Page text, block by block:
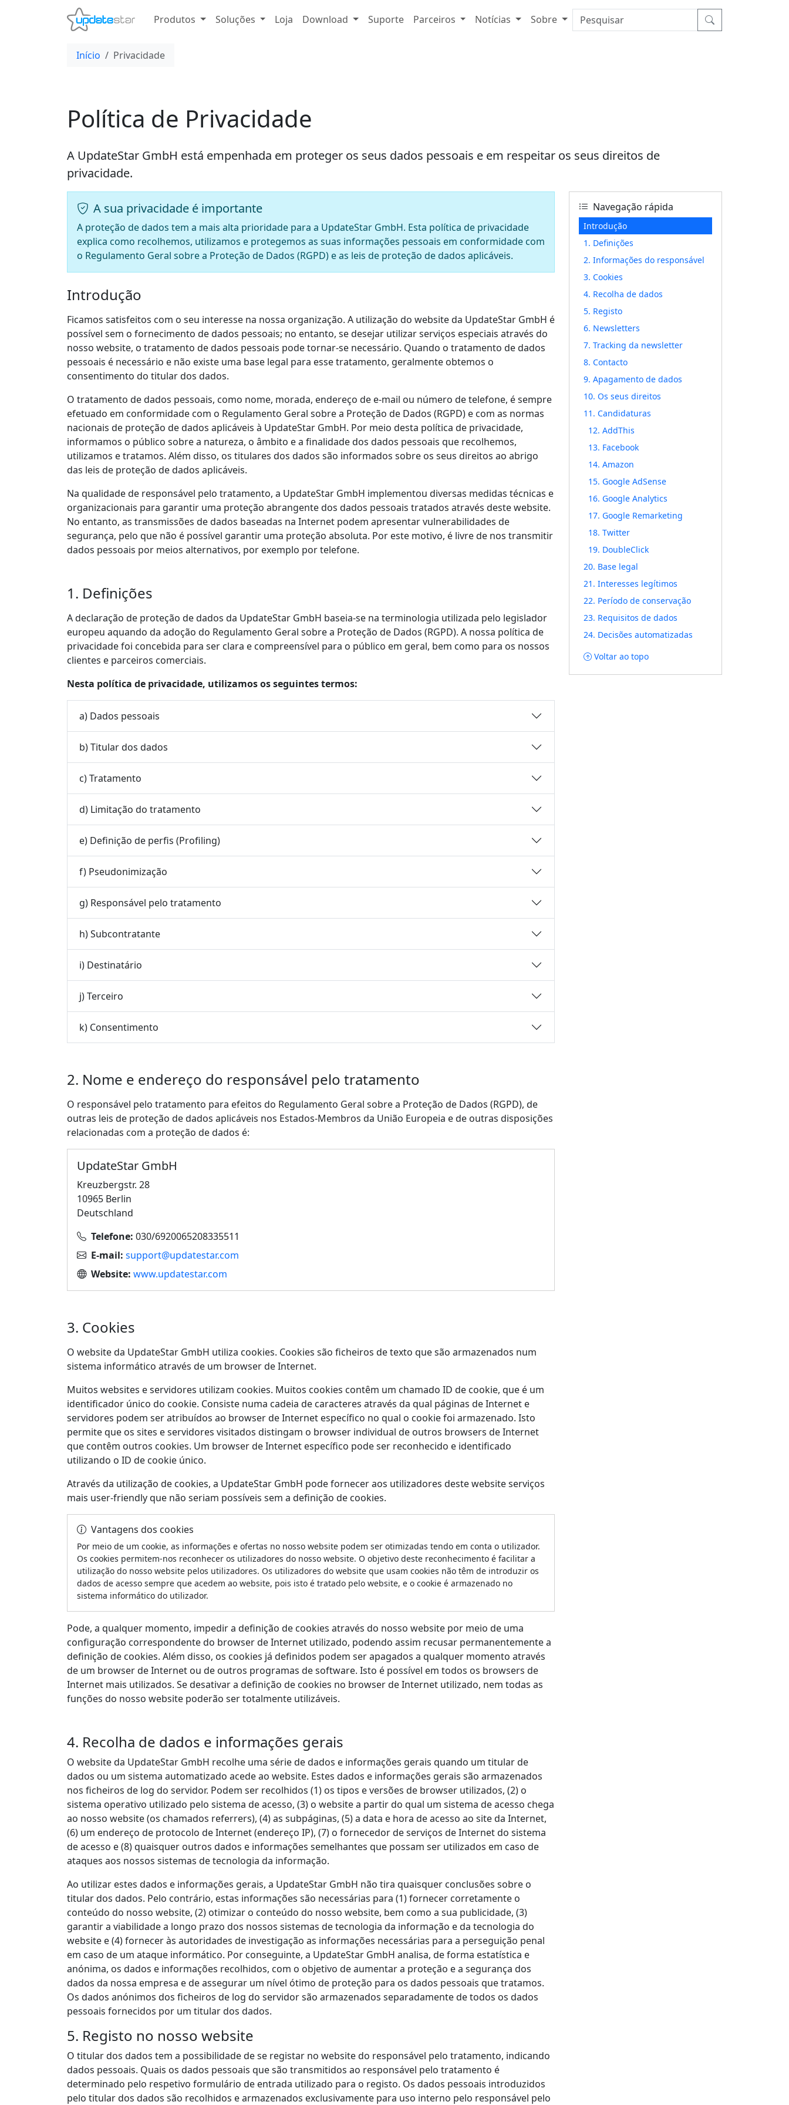
Produtos Soluções Loja Download Suporte Parceiros Notícias Sobre
Início Privacidade
Política de Privacidade
A UpdateStar GmbH está empenhada em proteger os seus dados pessoais e em respeitar os seus direitos de
privacidade.
A sua privacidade é importante
A proteção de dados tem a mais alta prioridade para a UpdateStar GmbH. Esta política de privacidade
explica como recolhemos, utilizamos e protegemos as suas informações pessoais em conformidade com
o Regulamento Geral sobre a Proteção de Dados (RGPD) e as leis de proteção de dados aplicáveis.
Introdução
Ficamos satisfeitos com o seu interesse na nossa organização. A utilização do website da UpdateStar GmbH é
possível sem o fornecimento de dados pessoais; no entanto, se desejar utilizar serviços especiais através do
nosso website, o tratamento de dados pessoais pode tornar-se necessário. Quando o tratamento de dados
pessoais é necessário e não existe uma base legal para esse tratamento, geralmente obtemos o
consentimento do titular dos dados.
O tratamento de dados pessoais, como nome, morada, endereço de e-mail ou número de telefone, é sempre
efetuado em conformidade com o Regulamento Geral sobre a Proteção de Dados (RGPD) e com as normas
nacionais de proteção de dados aplicáveis à UpdateStar GmbH. Por meio desta política de privacidade,
informamos o público sobre a natureza, o âmbito e a finalidade dos dados pessoais que recolhemos,
utilizamos e tratamos. Além disso, os titulares dos dados são informados sobre os seus direitos ao abrigo
das leis de proteção de dados aplicáveis.
Na qualidade de responsável pelo tratamento, a UpdateStar GmbH implementou diversas medidas técnicas e
organizacionais para garantir uma proteção abrangente dos dados pessoais tratados através deste website.
No entanto, as transmissões de dados baseadas na Internet podem apresentar vulnerabilidades de
segurança, pelo que não é possível garantir uma proteção absoluta. Por este motivo, é livre de nos transmitir
dados pessoais por meios alternativos, por exemplo por telefone.
1. Definições
A declaração de proteção de dados da UpdateStar GmbH baseia-se na terminologia utilizada pelo legislador
europeu aquando da adoção do Regulamento Geral sobre a Proteção de Dados (RGPD). A nossa política de
privacidade foi concebida para ser clara e compreensível para o público em geral, bem como para os nossos
clientes e parceiros comerciais.
Nesta política de privacidade, utilizamos os seguintes termos:
a) Dados pessoais
b) Titular dos dados
c) Tratamento
d) Limitação do tratamento
e) Definição de perfis (Profiling)
f) Pseudonimização
g) Responsável pelo tratamento
h) Subcontratante
i) Destinatário
j) Terceiro
k) Consentimento
2. Nome e endereço do responsável pelo tratamento
O responsável pelo tratamento para efeitos do Regulamento Geral sobre a Proteção de Dados (RGPD), de
outras leis de proteção de dados aplicáveis nos Estados-Membros da União Europeia e de outras disposições
relacionadas com a proteção de dados é:
UpdateStar GmbH
Kreuzbergstr. 28
10965 Berlin
Deutschland
Telefone: 030/6920065208335511
E-mail: support@updatestar.com
Website: www.updatestar.com
3. Cookies
O website da UpdateStar GmbH utiliza cookies. Cookies são ficheiros de texto que são armazenados num
sistema informático através de um browser de Internet.
Muitos websites e servidores utilizam cookies. Muitos cookies contêm um chamado ID de cookie, que é um
identificador único do cookie. Consiste numa cadeia de caracteres através da qual páginas de Internet e
servidores podem ser atribuídos ao browser de Internet específico no qual o cookie foi armazenado. Isto
permite que os sites e servidores visitados distingam o browser individual de outros browsers de Internet
que contêm outros cookies. Um browser de Internet específico pode ser reconhecido e identificado
utilizando o ID de cookie único.
Através da utilização de cookies, a UpdateStar GmbH pode fornecer aos utilizadores deste website serviços
mais user-friendly que não seriam possíveis sem a definição de cookies.
Vantagens dos cookies
Por meio de um cookie, as informações e ofertas no nosso website podem ser otimizadas tendo em conta o utilizador.
Os cookies permitem-nos reconhecer os utilizadores do nosso website. O objetivo deste reconhecimento é facilitar a
utilização do nosso website pelos utilizadores. Os utilizadores do website que usam cookies não têm de introduzir os
dados de acesso sempre que acedem ao website, pois isto é tratado pelo website, e o cookie é armazenado no
sistema informático do utilizador.
Pode, a qualquer momento, impedir a definição de cookies através do nosso website por meio de uma
configuração correspondente do browser de Internet utilizado, podendo assim recusar permanentemente a
definição de cookies. Além disso, os cookies já definidos podem ser apagados a qualquer momento através
de um browser de Internet ou de outros programas de software. Isto é possível em todos os browsers de
Internet mais utilizados. Se desativar a definição de cookies no browser de Internet utilizado, nem todas as
funções do nosso website poderão ser totalmente utilizáveis.
4. Recolha de dados e informações gerais
O website da UpdateStar GmbH recolhe uma série de dados e informações gerais quando um titular de
dados ou um sistema automatizado acede ao website. Estes dados e informações gerais são armazenados
nos ficheiros de log do servidor. Podem ser recolhidos (1) os tipos e versões de browser utilizados, (2) o
sistema operativo utilizado pelo sistema de acesso, (3) o website a partir do qual um sistema de acesso chega
ao nosso website (os chamados referrers), (4) as subpáginas, (5) a data e hora de acesso ao site da Internet,
(6) um endereço de protocolo de Internet (endereço IP), (7) o fornecedor de serviços de Internet do sistema
de acesso e (8) quaisquer outros dados e informações semelhantes que possam ser utilizados em caso de
ataques aos nossos sistemas de tecnologia da informação.
Ao utilizar estes dados e informações gerais, a UpdateStar GmbH não tira quaisquer conclusões sobre o
titular dos dados. Pelo contrário, estas informações são necessárias para (1) fornecer corretamente o
conteúdo do nosso website, (2) otimizar o conteúdo do nosso website, bem como a sua publicidade, (3)
garantir a viabilidade a longo prazo dos nossos sistemas de tecnologia da informação e da tecnologia do
website e (4) fornecer às autoridades de investigação as informações necessárias para a perseguição penal
em caso de um ataque informático. Por conseguinte, a UpdateStar GmbH analisa, de forma estatística e
anónima, os dados e informações recolhidos, com o objetivo de aumentar a proteção e a segurança dos
dados da nossa empresa e de assegurar um nível ótimo de proteção para os dados pessoais que tratamos.
Os dados anónimos dos ficheiros de log do servidor são armazenados separadamente de todos os dados
pessoais fornecidos por um titular dos dados.
5. Registo no nosso website
O titular dos dados tem a possibilidade de se registar no website do responsável pelo tratamento, indicando
dados pessoais. Quais os dados pessoais que são transmitidos ao responsável pelo tratamento é
determinado pelo respetivo formulário de entrada utilizado para o registo. Os dados pessoais introduzidos
pelo titular dos dados são recolhidos e armazenados exclusivamente para uso interno pelo responsável pelo
Navegação rápida
Introdução
1. Definições
2. Informações do responsável
3. Cookies
4. Recolha de dados
5. Registo
6. Newsletters
7. Tracking da newsletter
8. Contacto
9. Apagamento de dados
10. Os seus direitos
11. Candidaturas
12. AddThis
13. Facebook
14. Amazon
15. Google AdSense
16. Google Analytics
17. Google Remarketing
18. Twitter
19. DoubleClick
20. Base legal
21. Interesses legítimos
22. Período de conservação
23. Requisitos de dados
24. Decisões automatizadas
Voltar ao topo